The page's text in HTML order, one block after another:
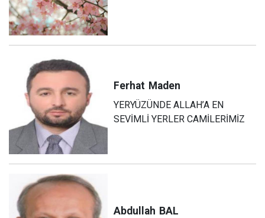
Ferhat Maden
YERYÜZÜNDE ALLAH’A EN
SEVİMLİ YERLER CAMİLERİMİZ
Abdullah BAL